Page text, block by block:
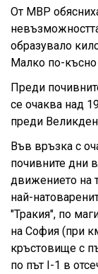
От МВР
образувало
Малко по-
Преди
се очаква над
преди
Във връзка с
почивните дни
движението на
най-
"Тракия", по
на София (при
кръстовище с
по път I-1 в